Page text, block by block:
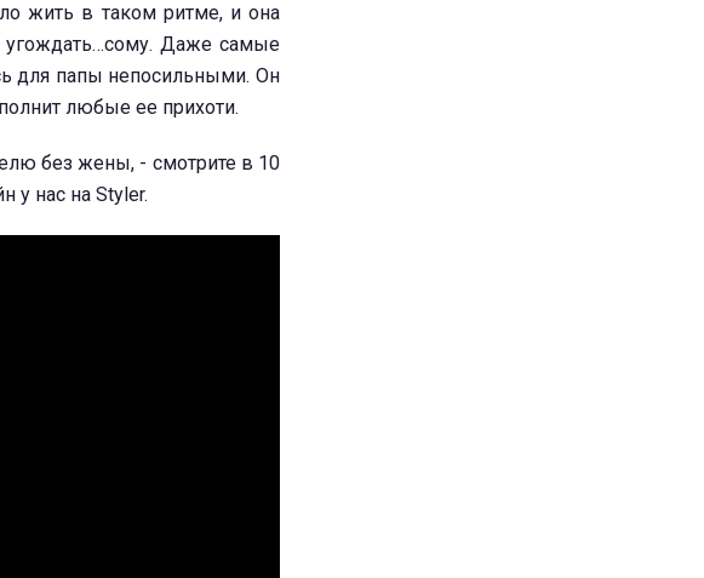
жить в таком ритме, и она
Даже самые
для папы непосильными. Он
любые ее прихоти.
без жены, - смотрите в 10
у нас на Styler.